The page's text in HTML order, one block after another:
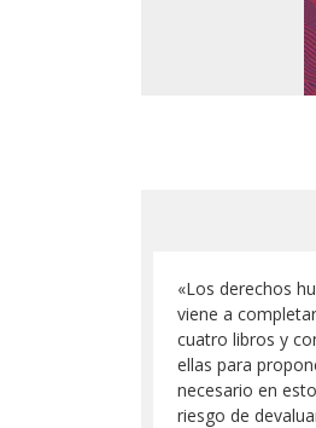
«Los derechos
viene a
cuatro libros y
ellas para
necesario en
riesgo de